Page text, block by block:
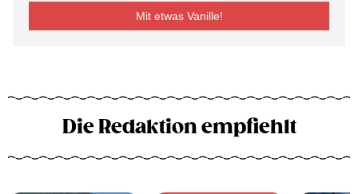
Mit etwas Vanille!
Die Redaktion empfiehlt